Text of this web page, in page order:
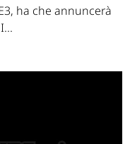
ha che annuncerà